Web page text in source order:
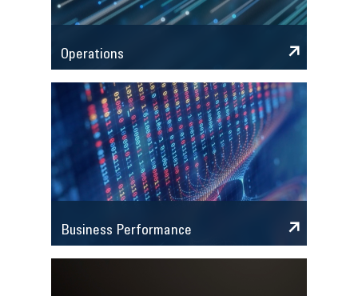
Operations
Business Performance